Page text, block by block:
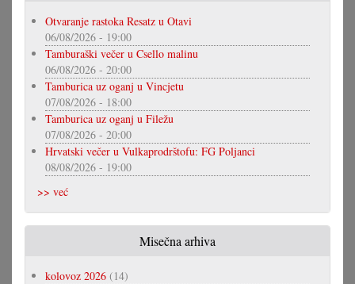
Otvaranje rastoka Resatz u Otavi
06/08/2026 - 19:00
Tamburaški večer u Csello malinu
06/08/2026 - 20:00
Tamburica uz oganj u Vincjetu
07/08/2026 - 18:00
Tamburica uz oganj u Filežu
07/08/2026 - 20:00
Hrvatski večer u Vulkaprodrštofu: FG Poljanci
08/08/2026 - 19:00
>> već
Misečna arhiva
kolovoz 2026 (14)